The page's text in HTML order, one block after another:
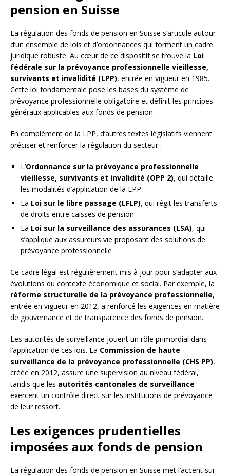
pension en Suisse
La régulation des fonds de pension en Suisse s’articule autour
d’un ensemble de lois et d’ordonnances qui forment un cadre
juridique robuste. Au cœur de ce dispositif se trouve la Loi
fédérale sur la prévoyance professionnelle vieillesse,
survivants et invalidité (LPP), entrée en vigueur en 1985.
Cette loi fondamentale pose les bases du système de
prévoyance professionnelle obligatoire et définit les principes
généraux applicables aux fonds de pension.
En complément de la LPP, d’autres textes législatifs viennent
préciser et renforcer la régulation du secteur :
L’Ordonnance sur la prévoyance professionnelle
vieillesse, survivants et invalidité (OPP 2), qui détaille
les modalités d’application de la LPP
La Loi sur le libre passage (LFLP), qui régit les transferts
de droits entre caisses de pension
La Loi sur la surveillance des assurances (LSA), qui
s’applique aux assureurs vie proposant des solutions de
prévoyance professionnelle
Ce cadre légal est régulièrement mis à jour pour s’adapter aux
évolutions du contexte économique et social. Par exemple, la
réforme structurelle de la prévoyance professionnelle,
entrée en vigueur en 2012, a renforcé les exigences en matière
de gouvernance et de transparence des fonds de pension.
Les autorités de surveillance jouent un rôle primordial dans
l’application de ces lois. La Commission de haute
surveillance de la prévoyance professionnelle (CHS PP),
créée en 2012, assure une supervision au niveau fédéral,
tandis que les autorités cantonales de surveillance
exercent un contrôle direct sur les institutions de prévoyance
de leur ressort.
Les exigences prudentielles
imposées aux fonds de pension
La régulation des fonds de pension en Suisse met l’accent sur